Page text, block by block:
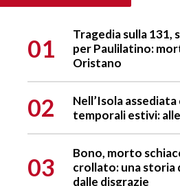
01
Tragedia sulla 131,
per Paulilatino:
Oristano
02
Nell’Isola
temporali estivi:
03
Bono, morto
crollato: una storia
dalle disgrazie